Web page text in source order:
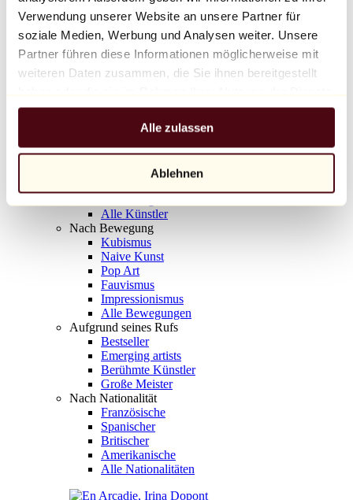
Verwendung unserer Website an unsere Partner für
soziale Medien, Werbung und Analysen weiter. Unsere
Partner führen diese Informationen möglicherweise mit
weiteren Daten zusammen, die Sie ihnen bereitgestellt
gesammelt haben.
Alle zulassen
Ablehnen
Balloon Dog (Orange)
Jeff Koons
10.000 €
Entdecken
Alle Bildhauer
Alle Fotografen
Alle Künstler
Nach Bewegung
Kubismus
Naive Kunst
Pop Art
Fauvismus
Impressionismus
Alle Bewegungen
Aufgrund seines Rufs
Bestseller
Emerging artists
Berühmte Künstler
Große Meister
Nach Nationalität
Französische
Spanischer
Britischer
Amerikanische
Alle Nationalitäten